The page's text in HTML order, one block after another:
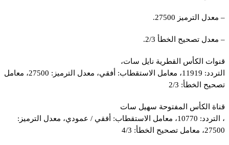
– معدل الترميز 27500.
– معدل تصحيح الخطأ 2/3.
قنوات الكأس القطرية نايل سات،
التردد: 11919، معامل الاستقطاب: أفقي، معدل الترميز: 27500، معامل
تصحيح الخطأ: 2/3
قناة الكأس المفتوحة سهيل سات
، التردد: 10770، معامل الاستقطاب: أفقي / عمودي، معدل الترميز:
27500، معامل تصحيح الخطأ: 4/3